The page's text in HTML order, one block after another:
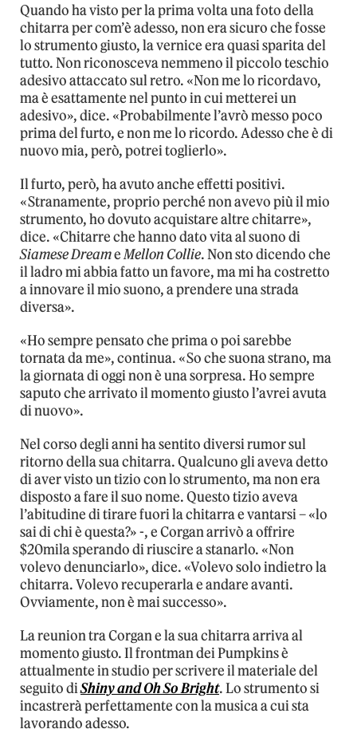
Quando ha visto per la prima volta una foto della
chitarra per com’è adesso, non era sicuro che fosse
lo strumento giusto, la vernice era quasi sparita del
tutto. Non riconosceva nemmeno il piccolo teschio
adesivo attaccato sul retro. «Non me lo ricordavo,
ma è esattamente nel punto in cui metterei un
adesivo», dice. «Probabilmente l’avrò messo poco
prima del furto, e non me lo ricordo. Adesso che è di
nuovo mia, però, potrei toglierlo».
Il furto, però, ha avuto anche effetti positivi.
«Stranamente, proprio perché non avevo più il mio
strumento, ho dovuto acquistare altre chitarre»,
dice. «Chitarre che hanno dato vita al suono di
Siamese DreameMellon Collie. Non sto dicendo che
il ladro mi abbia fatto un favore, ma mi ha costretto
a innovare il mio suono, a prendere una strada
diversa».
«Ho sempre pensato che prima o poi sarebbe
tornata da me», continua. «So che suona strano, ma
la giornata di oggi non è una sorpresa. Ho sempre
saputo che arrivato il momento giusto l’avrei avuta
di nuovo».
Nel corso degli anni ha sentito diversi rumor sul
ritorno della sua chitarra. Qualcuno gli aveva detto
di aver visto un tizio con lo strumento, ma non era
disposto a fare il suo nome. Questo tizio aveva
l’abitudine di tirare fuori la chitarra e vantarsi – «lo
sai di chi è questa?» -, e Corgan arrivò a offrire
$20mila sperando di riuscire a stanarlo. «Non
volevo denunciarlo», dice. «Volevo solo indietro la
chitarra. Volevo recuperarla e andare avanti.
Ovviamente, non è mai successo».
La reunion tra Corgan e la sua chitarra arriva al
momento giusto. Il frontman dei Pumpkins è
attualmente in studio per scrivere il materiale del
seguito diShiny and Oh So Bright. Lo strumento si
incastrerà perfettamente con la musica a cui sta
lavorando adesso.